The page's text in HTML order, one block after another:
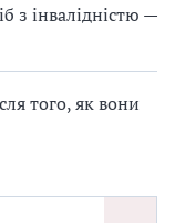
з інвалідністю —
того, як вони